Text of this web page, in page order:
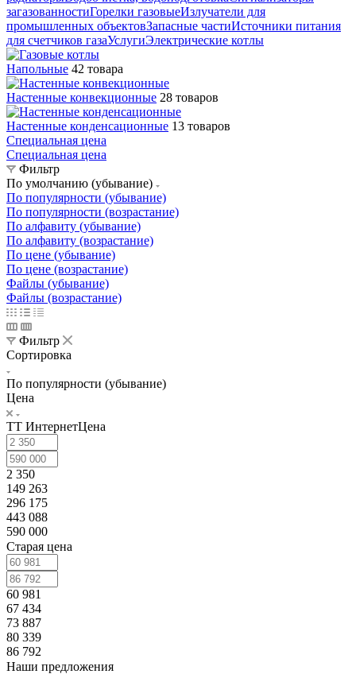
загазованностиГорелки газовыеИзлучатели для
промышленных объектовЗапасные частиИсточники питания
для счетчиков газаУслугиЭлектрические котлы
Напольные 42 товара
Настенные конвекционные 28 товаров
Настенные конденсационные 13 товаров
Специальная цена
Специальная цена
Фильтр
По умолчанию (убывание)
По популярности (убывание)
По популярности (возрастание)
По алфавиту (убывание)
По алфавиту (возрастание)
По цене (убывание)
По цене (возрастание)
Файлы (убывание)
Файлы (возрастание)
Фильтр
Сортировка
По популярности (убывание)
Цена
ТТ ИнтернетЦена
2 350
149 263
296 175
443 088
590 000
Старая цена
60 981
67 434
73 887
80 339
86 792
Наши предложения